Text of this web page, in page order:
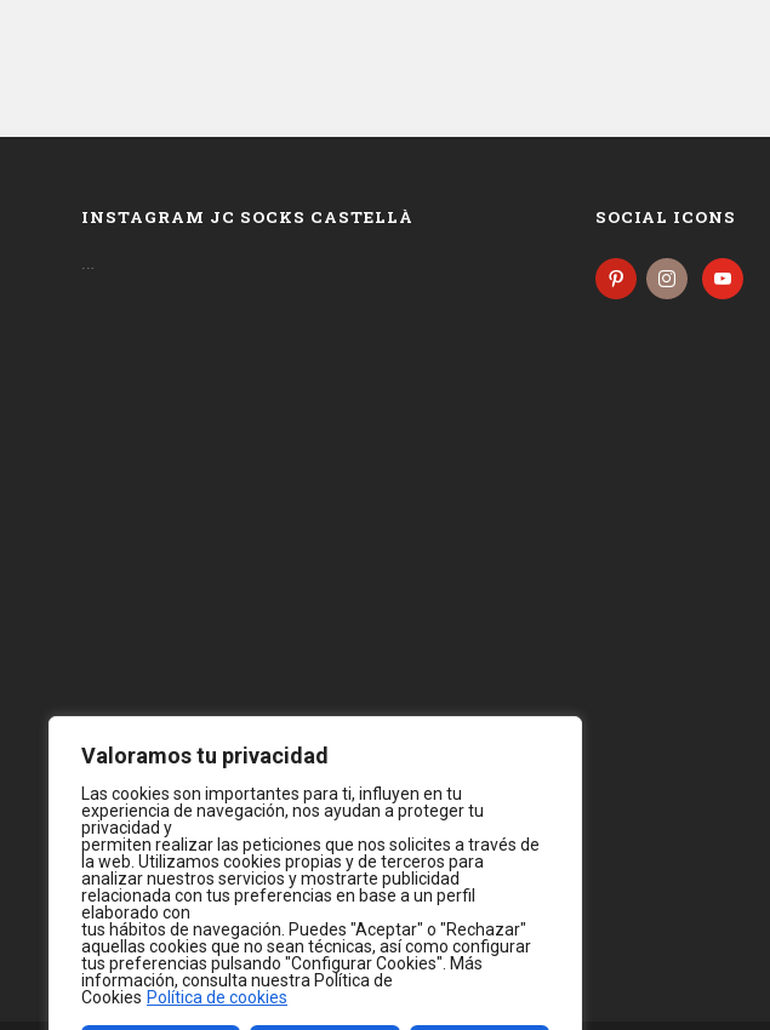
Valoramos tu privacidad
Las cookies son importantes para ti, influyen en tu
experiencia de navegación, nos ayudan a proteger tu
privacidad y
permiten realizar las peticiones que nos solicites a través de
la web. Utilizamos cookies propias y de terceros para
analizar nuestros servicios y mostrarte publicidad
relacionada con tus preferencias en base a un perfil
elaborado con
tus hábitos de navegación. Puedes "Aceptar" o "Rechazar"
aquellas cookies que no sean técnicas, así como configurar
tus preferencias pulsando "Configurar Cookies". Más
información, consulta nuestra Política de
Cookies Política de cookies
INSTAGRAM JC SOCKS CASTELLÀ SOCIAL ICONS